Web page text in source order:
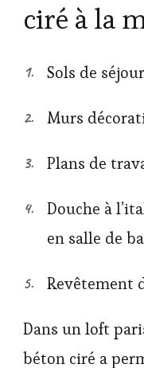
ciré à la
Sols de
Murs
Plans de
Douche à
en salle de
Revêtement
Dans un loft
béton ciré a